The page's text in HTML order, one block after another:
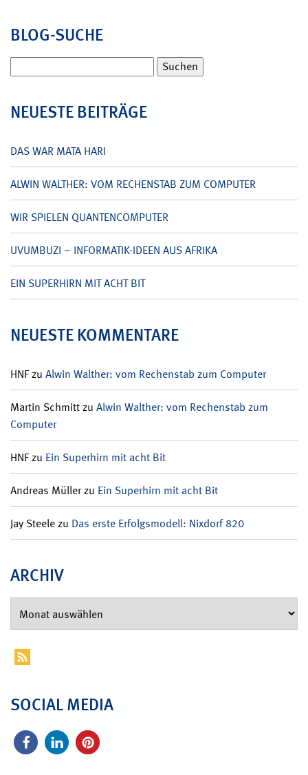
BLOG-SUCHE
nach:
NEUESTE BEITRÄGE
DAS WAR MATA HARI
ALWIN WALTHER: VOM RECHENSTAB ZUM COMPUTER
WIR SPIELEN QUANTENCOMPUTER
UVUMBUZI – INFORMATIK-IDEEN AUS AFRIKA
EIN SUPERHIRN MIT ACHT BIT
NEUESTE KOMMENTARE
HNFzu Alwin Walther: vom Rechenstab zum Computer
Martin Schmittzu Alwin Walther: vom Rechenstab zum
Computer
HNFzu Ein Superhirn mit acht Bit
Andreas Müllerzu Ein Superhirn mit acht Bit
Jay Steelezu Das erste Erfolgsmodell: Nixdorf 820
ARCHIV
SOCIAL MEDIA